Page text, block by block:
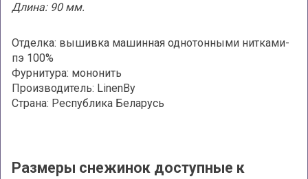
Длина: 90 мм.
Отделка: вышивка машинная однотонными нитками-
пэ 100%
Фурнитура: мононить
Производитель: LinenBy
Страна: Республика Беларусь
Размеры снежинок доступные к